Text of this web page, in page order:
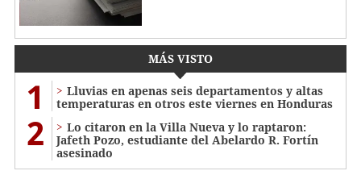
MÁS VISTO
1
Lluvias en apenas seis departamentos y altas
temperaturas en otros este viernes en Honduras
2
Lo citaron en la Villa Nueva y lo raptaron:
Jafeth Pozo, estudiante del Abelardo R. Fortín
asesinado